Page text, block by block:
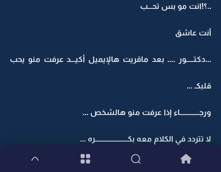
..؟!انت مو بس تحـــب
أنت عاشق
...دكتـــــور .... بعد ماقريت هالإيميل أكيـــد عرفت منو يحب
قلبكـ ...
ورجـــــــــــــاء إذا عرفت منو هالشخص ...
لا تتردد في الكلام معه بكــــــــــــــــــــــره ...
سواء كانت جوجو أو غيرها ....